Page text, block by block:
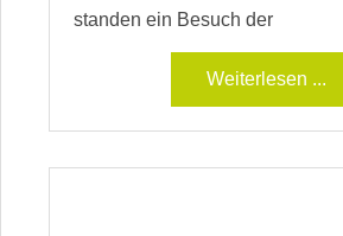
standen ein Besuch der
Weiterlesen ...